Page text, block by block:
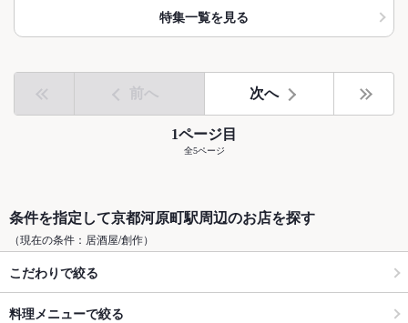
特集一覧を見る
前へ 次へ
1ページ目
全5ページ
条件を指定して京都河原町駅周辺のお店を探す
（現在の条件：居酒屋/創作）
こだわりで絞る
料理メニューで絞る